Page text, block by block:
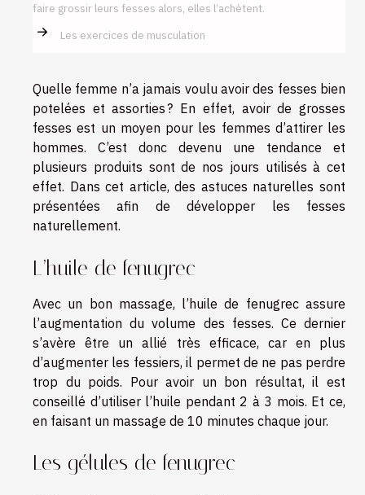
faire grossir leurs fesses alors, elles l’achètent.
Les exercices de musculation
Quelle femme n’a jamais voulu avoir des fesses bien
potelées et assorties ? En effet, avoir de grosses
fesses est un moyen pour les femmes d’attirer les
hommes. C’est donc devenu une tendance et
plusieurs produits sont de nos jours utilisés à cet
effet. Dans cet article, des astuces naturelles sont
présentées afin de développer les fesses
naturellement.
L’huile de fenugrec
Avec un bon massage, l’huile de fenugrec assure
l’augmentation du volume des fesses. Ce dernier
s’avère être un allié très efficace, car en plus
d’augmenter les fessiers, il permet de ne pas perdre
trop du poids. Pour avoir un bon résultat, il est
conseillé d’utiliser l’huile pendant 2 à 3 mois. Et ce,
en faisant un massage de 10 minutes chaque jour.
Les gélules de fenugrec